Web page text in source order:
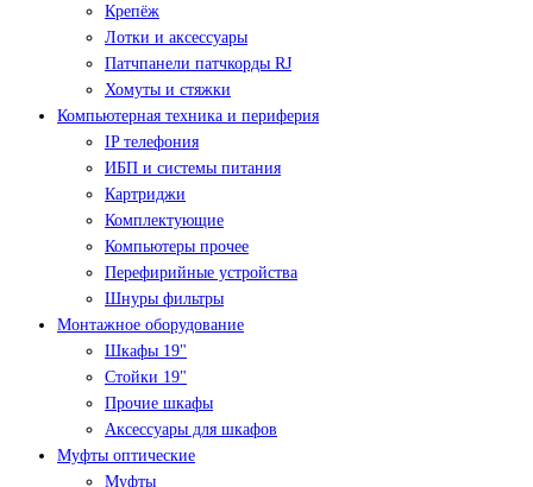
Крепёж
Лотки и аксессуары
Патчпанели патчкорды RJ
Хомуты и стяжки
Компьютерная техника и периферия
IP телефония
ИБП и системы питания
Картриджи
Комплектующие
Компьютеры прочее
Перефирийные устройства
Шнуры фильтры
Монтажное оборудование
Шкафы 19"
Стойки 19"
Прочие шкафы
Аксессуары для шкафов
Муфты оптические
Муфты